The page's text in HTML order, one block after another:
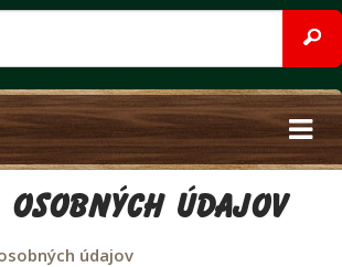
osobných údajov
údajov